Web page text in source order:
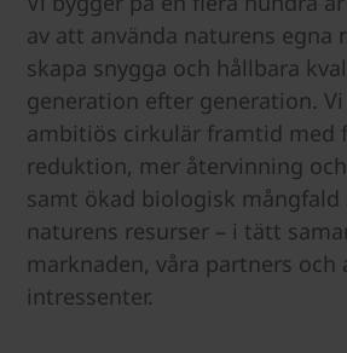
av att använda naturens
skapa snygga och hållbara
generation efter generation.
ambitiös cirkulär framtid med
reduktion, mer återvinning
samt ökad biologisk
naturens resurser – i tätt
marknaden, våra partners och
intressenter.